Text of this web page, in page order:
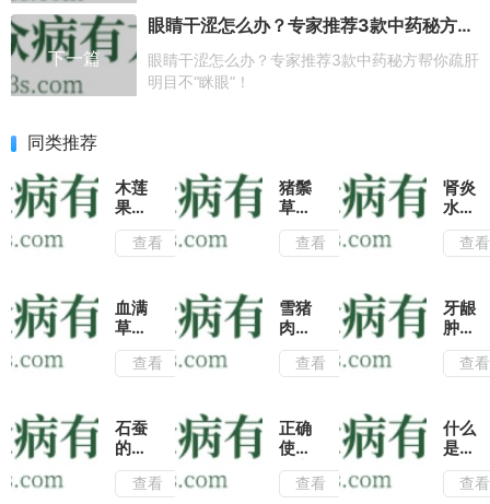
下一篇
眼睛干涩怎么办？专家推荐3款中药秘方帮你疏肝明目不“眯眼”！
眼睛干涩怎么办？专家推荐3款中药秘方帮你疏肝
明目不“眯眼”！
同类推荐
木莲
果的
功效
与作
两种
木莲
果的
吃法
肿的
功
查看
猪鬃
草是
治疗
肺热
用
药,
了解
这几
效
好!
查看
肾炎
水肿
怎么
办?
满草
煎服
捣碎
止痛
效果
好!
查看
血满
草虽
是中
医常
药,
但气
味难
闻,
查看
雪猪
肉怎
么做
肉的
功效
与作
用及
查看
牙龈
肿痛
怎么
办?
藤木
清水
煮服
有清
查看
石蚕
的功
效与
查看
正确
使用
云实
根对
查看
什么
是希
莶
草?查看